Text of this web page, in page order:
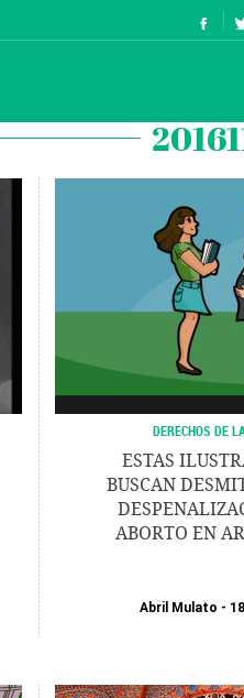
DERECHOS DE
ESTAS
BUSCAN
ABORTO EN
Abril Mulato